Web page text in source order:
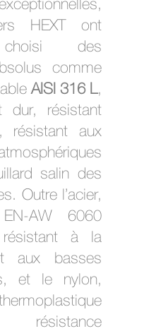
HEXT ont
des
comme
AISI 316 L,
dur, résistant
résistant aux
salin des
Outre l’acier,
EN-AW 6060
à la
aux basses
et le nylon,